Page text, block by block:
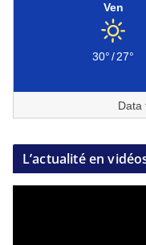
Ven
30°/27°
Data
L’actualité en